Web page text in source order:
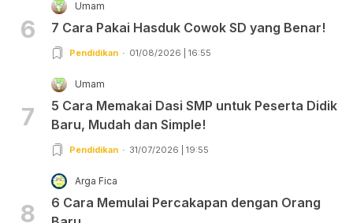
6
Umam
7 Cara Pakai Hasduk Cowok SD yang Benar!
Pendidikan 01/08/2026 | 16:55
7
Umam
5 Cara Memakai Dasi SMP untuk Peserta Didik
Baru, Mudah dan Simple!
Pendidikan 31/07/2026 | 19:55
8
Arga Fica
6 Cara Memulai Percakapan dengan Orang